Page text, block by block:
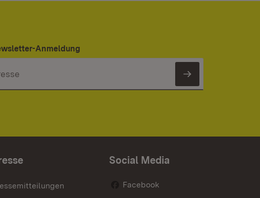
Anmeldung
Newsletter
Social Media
Facebook